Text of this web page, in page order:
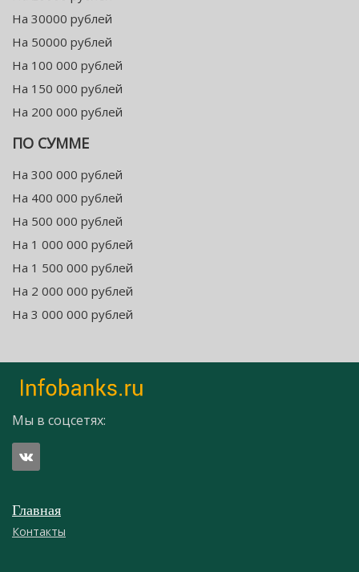
На 30000 рублей
На 50000 рублей
На 100 000 рублей
На 150 000 рублей
На 200 000 рублей
ПО СУММЕ
На 300 000 рублей
На 400 000 рублей
На 500 000 рублей
На 1 000 000 рублей
На 1 500 000 рублей
На 2 000 000 рублей
На 3 000 000 рублей
Мы в соцсетях:
Главная
Контакты